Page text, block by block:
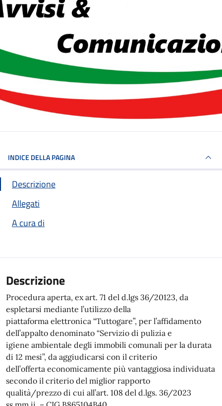
INDICE DELLA PAGINA
Descrizione
Allegati
A cura di
Descrizione
Procedura aperta, ex art. 71 del d.lgs 36/20123, da
espletarsi mediante l’utilizzo della
piattaforma elettronica “Tuttogare”, per l’affidamento
dell’appalto denominato “Servizio di pulizia e
igiene ambientale degli immobili comunali per la durata
di 12 mesi”, da aggiudicarsi con il criterio
dell’offerta economicamente più vantaggiosa individuata
secondo il criterio del miglior rapporto
qualità/prezzo di cui all’art. 108 del d.lgs. 36/2023